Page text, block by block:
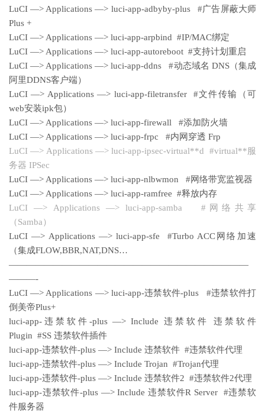
LuCI —> Applications —> luci-app-adbyby-plus #广告屏蔽大师
Plus +
LuCI —> Applications —> luci-app-arpbind #IP/MAC绑定
LuCI —> Applications —> luci-app-autoreboot #支持计划重启
LuCI —> Applications —> luci-app-ddns #动态域名 DNS（集成
阿里DDNS客户端）
LuCI —> Applications —> luci-app-filetransfer #文件传输（可
web安装ipk包）
LuCI —> Applications —> luci-app-firewall #添加防火墙
LuCI —> Applications —> luci-app-frpc #内网穿透 Frp
LuCI —> Applications —> luci-app-ipsec-virtual**d #virtual**服
务器 IPSec
LuCI —> Applications —> luci-app-nlbwmon #网络带宽监视器
LuCI —> Applications —> luci-app-ramfree #释放内存
LuCI —> Applications —> luci-app-samba #网络共享
（Samba）
LuCI —> Applications —> luci-app-sfe #Turbo ACC网络加速
（集成FLOW,BBR,NAT,DNS…
———————————————————————————
———-
LuCI —> Applications —> luci-app-违禁软件-plus #违禁软件打
倒美帝Plus+
luci-app-违禁软件-plus —> Include 违禁软件 违禁软件
Plugin #SS 违禁软件插件
luci-app-违禁软件-plus —> Include 违禁软件 #违禁软件代理
luci-app-违禁软件-plus —> Include Trojan #Trojan代理
luci-app-违禁软件-plus —> Include 违禁软件2 #违禁软件2代理
luci-app-违禁软件-plus —> Include 违禁软件R Server #违禁软
件服务器